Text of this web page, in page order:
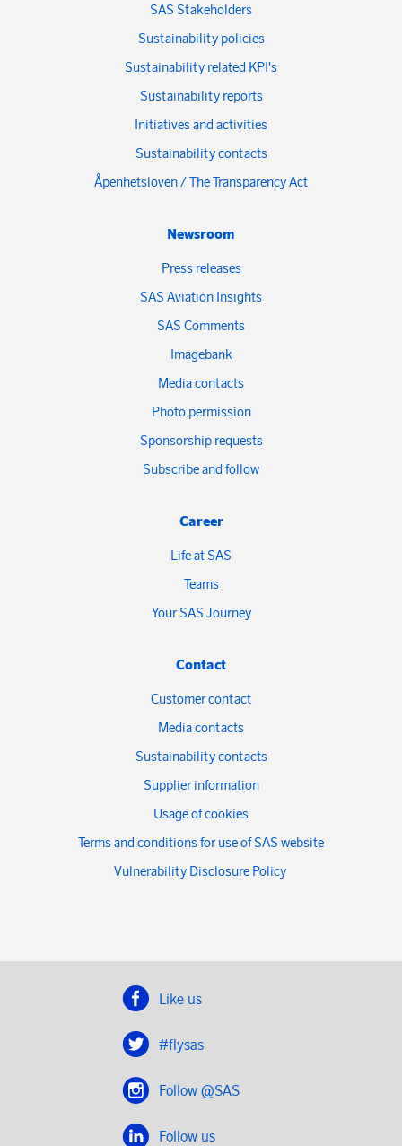
SAS Stakeholders
Sustainability policies
Sustainability related KPI's
Sustainability reports
Initiatives and activities
Sustainability contacts
Åpenhetsloven / The Transparency Act
Newsroom
Press releases
SAS Aviation Insights
SAS Comments
Imagebank
Media contacts
Photo permission
Sponsorship requests
Subscribe and follow
Career
Life at SAS
Teams
Your SAS Journey
Contact
Customer contact
Media contacts
Sustainability contacts
Supplier information
Usage of cookies
Terms and conditions for use of SAS website
Vulnerability Disclosure Policy
Like us
#flysas
Follow @SAS
Follow us